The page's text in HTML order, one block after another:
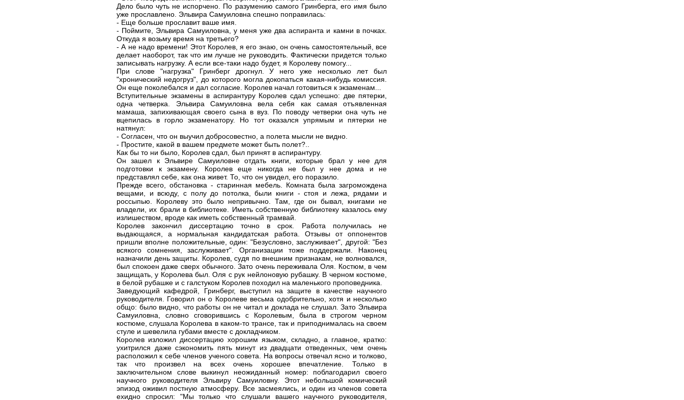
Дело было чуть не испорчено. По разумению самого Гринберга, его имя было
уже прославлено. Эльвира Самуиловна спешно поправилась:
- Еще больше прославит ваше имя.
- Поймите, Эльвира Самуиловна, у меня уже два аспиранта и камни в почках.
Откуда я возьму время на третьего?
- А не надо времени! Этот Королев, я его знаю, он очень самостоятельный, все
делает наоборот, так что им лучше не руководить. Фактически придется только
записывать нагрузку. А если все-таки надо будет, я Королеву помогу...
При слове "нагрузка" Гринберг дрогнул. У него уже несколько лет был
"хронический недогруз", до которого могла докопаться какая-нибудь комиссия.
Он еще поколебался и дал согласие. Королев начал готовиться к экзаменам...
Вступительные экзамены в аспирантуру Королев сдал успешно: две пятерки,
одна четверка. Эльвира Самуиловна вела себя как самая отъявленная
мамаша, запихивающая своего сына в вуз. По поводу четверки она чуть не
вцепилась в горло экзаменатору. Но тот оказался упрямым и пятерки не
натянул:
- Согласен, что он выучил добросовестно, а полета мысли не видно.
- Простите, какой в вашем предмете может быть полет?..
Как бы то ни было, Королев сдал, был принят в аспирантуру.
Он зашел к Эльвире Самуиловне отдать книги, которые брал у нее для
подготовки к экзамену. Королев еще никогда не был у нее дома и не
представлял себе, как она живет. То, что он увидел, его поразило.
Прежде всего, обстановка - старинная мебель. Комната была загромождена
вещами, и всюду, с полу до потолка, были книги - стоя и лежа, рядами и
россыпью. Королеву это было непривычно. Там, где он бывал, книгами не
владели, их брали в библиотеке. Иметь собственную библиотеку казалось ему
излишеством, вроде как иметь собственный трамвай.
Королев закончил диссертацию точно в срок. Работа получилась не
выдающаяся, а нормальная кандидатская работа. Отзывы от оппонентов
пришли вполне положительные, один: "Безусловно, заслуживает", другой: "Без
всякого сомнения, заслуживает". Организации тоже поддержали. Наконец
назначили день защиты. Королев, судя по внешним признакам, не волновался,
был спокоен даже сверх обычного. Зато очень переживала Оля. Костюм, в чем
защищать, у Королева был. Оля с рук нейлоновую рубашку. В черном костюме,
в белой рубашке и с галстуком Королев походил на маленького проповедника.
Заведующий кафедрой, Гринберг, выступил на защите в качестве научного
руководителя. Говорил он о Королеве весьма одобрительно, хотя и несколько
общо: было видно, что работы он не читал и доклада не слушал. Зато Эльвира
Самуиловна, словно сговорившись с Королевым, была в строгом черном
костюме, слушала Королева в каком-то трансе, так и приподнималась на своем
стуле и шевелила губами вместе с докладчиком.
Королев изложил диссертацию хорошим языком, складно, а главное, кратко:
ухитрился даже сэкономить пять минут из двадцати отведенных, чем очень
расположил к себе членов ученого совета. На вопросы отвечал ясно и толково,
так что произвел на всех очень хорошее впечатление. Только в
заключительном слове выкинул неожиданный номер: поблагодарил своего
научного руководителя Эльвиру Самуиловну. Этот небольшой комический
эпизод оживил постную атмосферу. Все засмеялись, и один из членов совета
ехидно спросил: "Мы только что слушали вашего научного руководителя,